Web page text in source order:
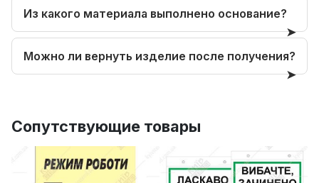
Из какого материала выполнено основание?
Можно ли вернуть изделие после получения?
Сопутствующие товары